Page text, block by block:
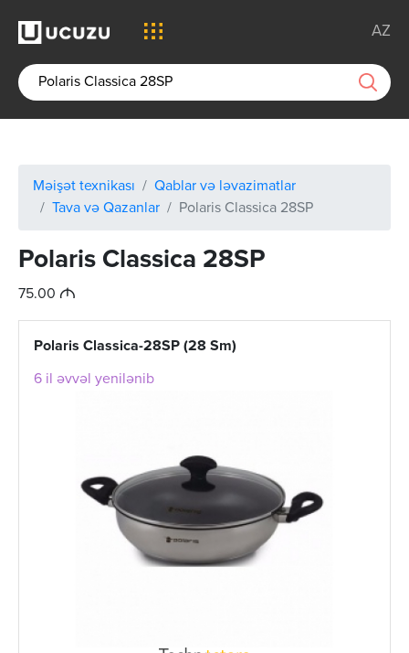
AZ
Məişət texnikası
Qablar və ləvazimatlar
Tava və Qazanlar
Polaris Classica 28SP
Polaris Classica 28SP
75.00 M
Polaris Classica-28SP (28 Sm)
6 il əvvəl yenilənib